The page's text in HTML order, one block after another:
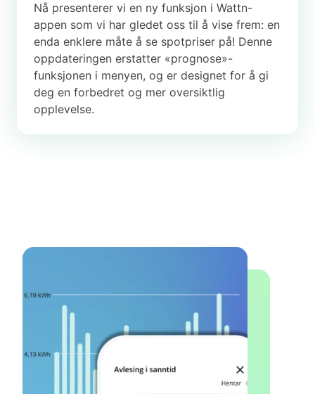
Nå presenterer vi en ny funksjon i Wattn-
appen som vi har gledet oss til å vise frem: en
enda enklere måte å se spotpriser på! Denne
oppdateringen erstatter «prognose»-
funksjonen i menyen, og er designet for å gi
deg en forbedret og mer oversiktlig
opplevelse.